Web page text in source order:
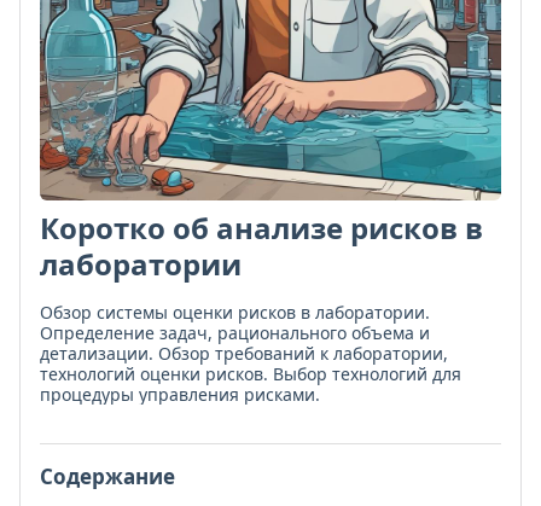
Коротко об анализе рисков в
лаборатории
Обзор системы оценки рисков в лаборатории.
Определение задач, рационального объема и
детализации. Обзор требований к лаборатории,
технологий оценки рисков. Выбор технологий для
процедуры управления рисками.
Содержание